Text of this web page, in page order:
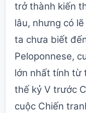
trở thành kiến
lâu, nhưng có
ta chưa biết
Peloponnese,
lớn nhất tính từ
thế kỷ V trước
cuộc Chiến